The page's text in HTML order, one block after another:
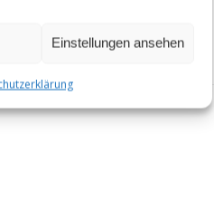
Einstellungen ansehen